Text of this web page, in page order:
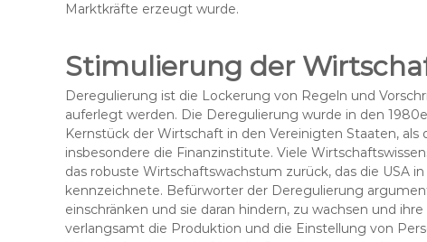
Marktkräfte erzeugt wurde.
Stimulierung der
Deregulierung ist die Lockerung von Regeln und
auferlegt werden. Die Deregulierung wurde in den
Kernstück der Wirtschaft in den Vereinigten Staaten,
insbesondere die Finanzinstitute. Viele
das robuste Wirtschaftswachstum zurück, das die USA
kennzeichnete. Befürworter der Deregulierung
einschränken und sie daran hindern, zu wachsen und
verlangsamt die Produktion und die Einstellung von